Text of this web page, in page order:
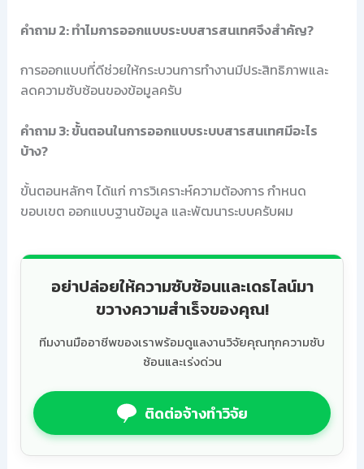
คำถาม 2: ทำไมการออกแบบระบบสารสนเทศจึงสำคัญ?
การออกแบบที่ดีช่วยให้กระบวนการทำงานมีประสิทธิภาพและ
ลดความซับซ้อนของข้อมูลครับ
คำถาม 3: ขั้นตอนในการออกแบบระบบสารสนเทศมีอะไร
บ้าง?
ขั้นตอนหลักๆ ได้แก่ การวิเคราะห์ความต้องการ กำหนด
ขอบเขต ออกแบบฐานข้อมูล และพัฒนาระบบครับผม
อย่าปล่อยให้ความซับซ้อนและเดธไลน์มา
ขวางความสำเร็จของคุณ!
ทีมงานมืออาชีพของเราพร้อมดูแลงานวิจัยคุณทุกความซับ
ซ้อนและเร่งด่วน
ติดต่อจ้างทำวิจัย